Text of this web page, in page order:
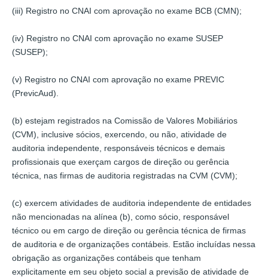
(iii) Registro no CNAI com aprovação no exame BCB (CMN);
(iv) Registro no CNAI com aprovação no exame SUSEP
(SUSEP);
(v) Registro no CNAI com aprovação no exame PREVIC
(PrevicAud).
(b) estejam registrados na Comissão de Valores Mobiliários
(CVM), inclusive sócios, exercendo, ou não, atividade de
auditoria independente, responsáveis técnicos e demais
profissionais que exerçam cargos de direção ou gerência
técnica, nas firmas de auditoria registradas na CVM (CVM);
(c) exercem atividades de auditoria independente de entidades
não mencionadas na alínea (b), como sócio, responsável
técnico ou em cargo de direção ou gerência técnica de firmas
de auditoria e de organizações contábeis. Estão incluídas nessa
obrigação as organizações contábeis que tenham
explicitamente em seu objeto social a previsão de atividade de